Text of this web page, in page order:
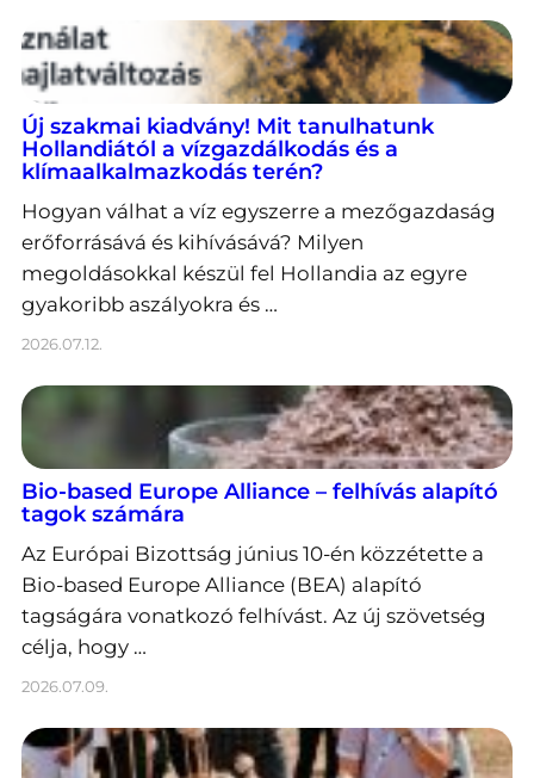
Új szakmai kiadvány! Mit tanulhatunk
Hollandiától a vízgazdálkodás és a
klímaalkalmazkodás terén?
Hogyan válhat a víz egyszerre a mezőgazdaság
erőforrásává és kihívásává? Milyen
megoldásokkal készül fel Hollandia az egyre
gyakoribb aszályokra és …
2026.07.12.
Bio-based Europe Alliance – felhívás alapító
tagok számára
Az Európai Bizottság június 10-én közzétette a
Bio-based Europe Alliance (BEA) alapító
tagságára vonatkozó felhívást. Az új szövetség
célja, hogy …
2026.07.09.